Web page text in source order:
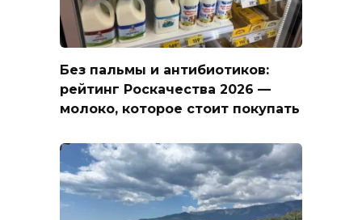
Без пальмы и антибиотиков:
рейтинг Роскачества 2026 —
молоко, которое стоит покупать